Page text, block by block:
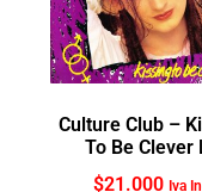
Culture Club ‎–
To Be Clever
$21.000 Iva